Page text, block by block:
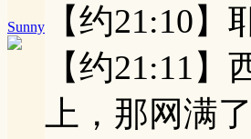
Sunny
【约21:10
【约21:11
上，那网满